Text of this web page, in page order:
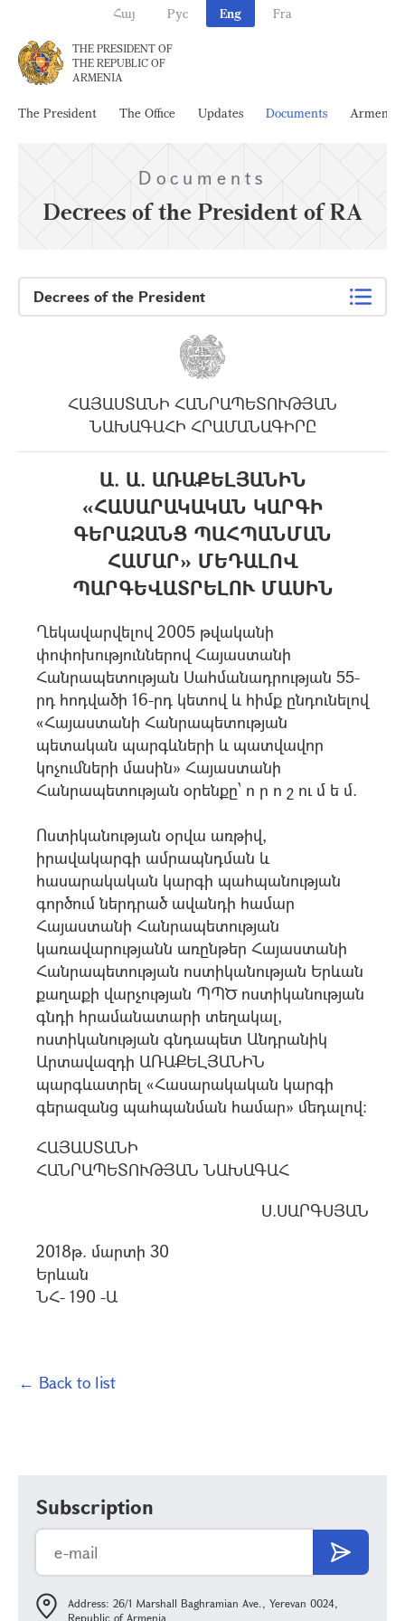
Հայ Рус Eng Fra
THE PRESIDENT OF
THE REPUBLIC OF
ARMENIA
The President The Office Updates Documents Armenia
Documents
Decrees of the President of RA
Decrees of the President
ՀԱՅԱՍՏԱՆԻ ՀԱՆՐԱՊԵՏՈՒԹՅԱՆ
ՆԱԽԱԳԱՀԻ ՀՐԱՄԱՆԱԳԻՐԸ
Ա. Ա. ԱՌԱՔԵԼՅԱՆԻՆ
«ՀԱՍԱՐԱԿԱԿԱՆ ԿԱՐԳԻ
ԳԵՐԱԶԱՆՑ ՊԱՀՊԱՆՄԱՆ
ՀԱՄԱՐ» ՄԵԴԱԼՈՎ
ՊԱՐԳԵՎԱՏՐԵԼՈՒ ՄԱՍԻՆ
Ղեկավարվելով 2005 թվականի
փոփոխություններով Հայաստանի
Հանրապետության Սահմանադրության 55-
րդ հոդվածի 16-րդ կետով և հիմք ընդունելով
«Հայաստանի Հանրապետության
պետական պարգևների և պատվավոր
կոչումների մասին» Հայաստանի
Հանրապետության օրենքը՝ ո ր ո շ ու մ ե մ.
Ոստիկանության օրվա առթիվ,
իրավակարգի ամրապնդման և
հասարակական կարգի պահպանության
գործում ներդրած ավանդի համար
Հայաստանի Հանրապետության
կառավարությանն առընթեր Հայաստանի
Հանրապետության ոստիկանության Երևան
քաղաքի վարչության ՊՊԾ ոստիկանության
գնդի հրամանատարի տեղակալ,
ոստիկանության գնդապետ Անդրանիկ
Արտավազդի ԱՌԱՔԵԼՅԱՆԻՆ
պարգևատրել «Հասարակական կարգի
գերազանց պահպանման համար» մեդալով:
ՀԱՅԱՍՏԱՆԻ
ՀԱՆՐԱՊԵՏՈՒԹՅԱՆ ՆԱԽԱԳԱՀ
Ս.ՍԱՐԳՍՅԱՆ
2018թ. մարտի 30
Երևան
ՆՀ- 190 -Ա
← Back to list
Subscription
Address: 26/1 Marshall Baghramian Ave., Yerevan 0024,
Republic of Armenia